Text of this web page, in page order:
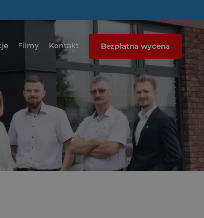
Filmy Kontakt Bezpłatna wycena